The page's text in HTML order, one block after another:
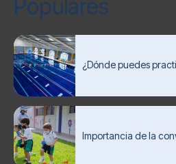
Populares
¿Dónde puedes
Importancia de la